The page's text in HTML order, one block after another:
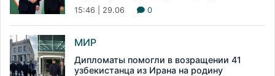
15:46 | 29.06 0
МИР
Дипломаты помогли в возращении 41
узбекистанца из Ирана на родину